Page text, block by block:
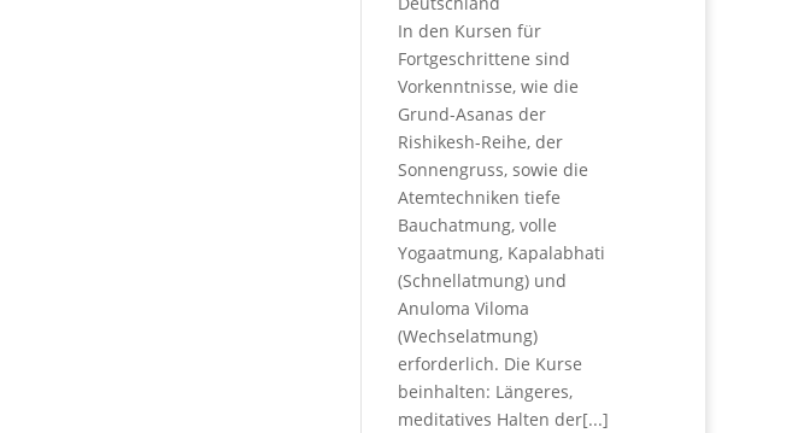
In den Kursen für
Fortgeschrittene sind
Vorkenntnisse, wie die
Grund-Asanas der
Rishikesh-Reihe, der
Sonnengruss, sowie die
Atemtechniken tiefe
Bauchatmung, volle
Yogaatmung, Kapalabhati
(Schnellatmung) und
Anuloma Viloma
(Wechselatmung)
erforderlich. Die Kurse
beinhalten: Längeres,
meditatives Halten der[...]